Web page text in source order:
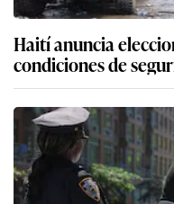
Haití anuncia
condiciones de